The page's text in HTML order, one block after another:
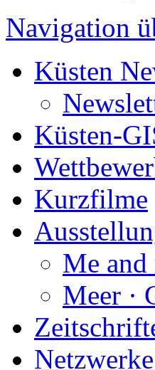
Navigation
Küsten
Küsten-
Kurzfilme
Me
Meer ·
Netzwerke